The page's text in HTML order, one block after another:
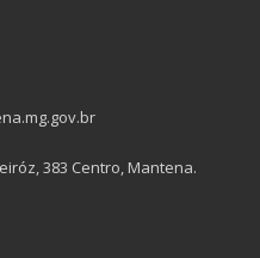
383 Centro, Mantena.